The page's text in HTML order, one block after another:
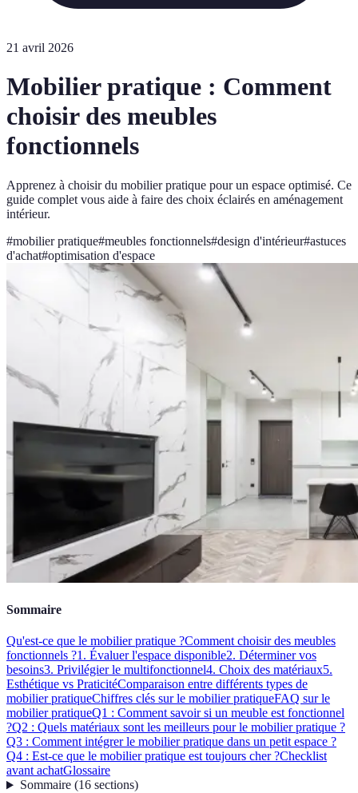
21 avril 2026
Mobilier pratique : Comment
choisir des meubles
fonctionnels
Apprenez à choisir du mobilier pratique pour un espace optimisé. Ce
guide complet vous aide à faire des choix éclairés en aménagement
intérieur.
#mobilier pratique#meubles fonctionnels#design d'intérieur#astuces
d'achat#optimisation d'espace
Sommaire
Qu'est-ce que le mobilier pratique ?Comment choisir des meubles
fonctionnels ?1. Évaluer l'espace disponible2. Déterminer vos
besoins3. Privilégier le multifonctionnel4. Choix des matériaux5.
Esthétique vs PraticitéComparaison entre différents types de
mobilier pratiqueChiffres clés sur le mobilier pratiqueFAQ sur le
mobilier pratiqueQ1 : Comment savoir si un meuble est fonctionnel
?Q2 : Quels matériaux sont les meilleurs pour le mobilier pratique ?
Q3 : Comment intégrer le mobilier pratique dans un petit espace ?
Q4 : Est-ce que le mobilier pratique est toujours cher ?Checklist
avant achatGlossaire
Sommaire(16 sections)